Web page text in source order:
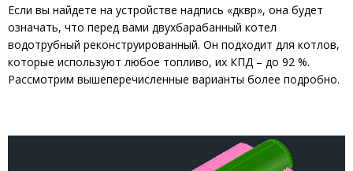
Если вы найдете на устройстве надпись «дквр», она будет
означать, что перед вами двухбарабанный котел
водотрубный реконструированный. Он подходит для котлов,
которые используют любое топливо, их КПД – до 92 %.
Рассмотрим вышеперечисленные варианты более подробно.